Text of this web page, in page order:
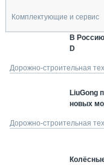
Комплектующие и сервис
В Россию
D
Дорожно-строительная
LiuGong
новых
Дорожно-строительная